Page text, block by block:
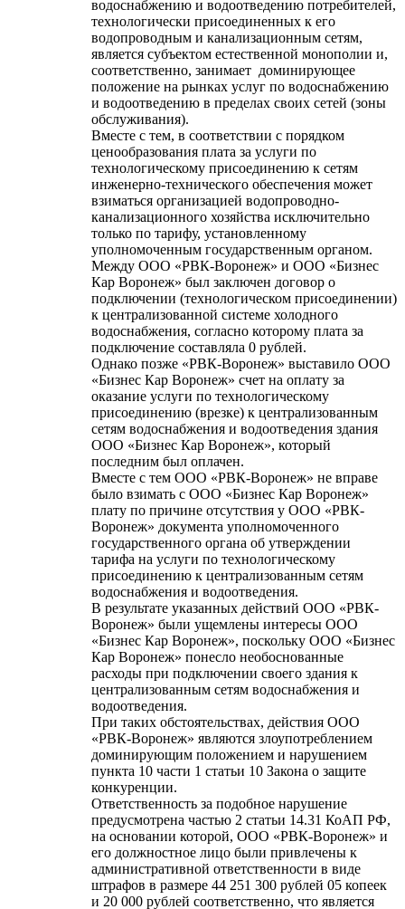
водоснабжению и водоотведению потребителей,
технологически присоединенных к его
водопроводным и канализационным сетям,
является субъектом естественной монополии и,
соответственно, занимает доминирующее
положение на рынках услуг по водоснабжению
и водоотведению в пределах своих сетей (зоны
обслуживания).
Вместе с тем, в соответствии с порядком
ценообразования плата за услуги по
технологическому присоединению к сетям
инженерно-технического обеспечения может
взиматься организацией водопроводно-
канализационного хозяйства исключительно
только по тарифу, установленному
уполномоченным государственным органом.
Между ООО «РВК-Воронеж» и ООО «Бизнес
Кар Воронеж» был заключен договор о
подключении (технологическом присоединении)
к централизованной системе холодного
водоснабжения, согласно которому плата за
подключение составляла 0 рублей.
Однако позже «РВК-Воронеж» выставило ООО
«Бизнес Кар Воронеж» счет на оплату за
оказание услуги по технологическому
присоединению (врезке) к централизованным
сетям водоснабжения и водоотведения здания
ООО «Бизнес Кар Воронеж», который
последним был оплачен.
Вместе с тем ООО «РВК-Воронеж» не вправе
было взимать с ООО «Бизнес Кар Воронеж»
плату по причине отсутствия у ООО «РВК-
Воронеж» документа уполномоченного
государственного органа об утверждении
тарифа на услуги по технологическому
присоединению к централизованным сетям
водоснабжения и водоотведения.
В результате указанных действий ООО «РВК-
Воронеж» были ущемлены интересы ООО
«Бизнес Кар Воронеж», поскольку ООО «Бизнес
Кар Воронеж» понесло необоснованные
расходы при подключении своего здания к
централизованным сетям водоснабжения и
водоотведения.
При таких обстоятельствах, действия ООО
«РВК-Воронеж» являются злоупотреблением
доминирующим положением и нарушением
пункта 10 части 1 статьи 10 Закона о защите
конкуренции.
Ответственность за подобное нарушение
предусмотрена частью 2 статьи 14.31 КоАП РФ,
на основании которой, ООО «РВК-Воронеж» и
его должностное лицо были привлечены к
административной ответственности в виде
штрафов в размере 44 251 300 рублей 05 копеек
и 20 000 рублей соответственно, что является